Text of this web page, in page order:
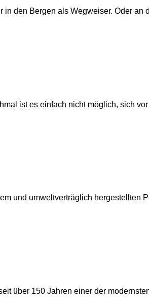
den Bergen als Wegweiser. Oder
ist es einfach nicht möglich, sich
und umweltverträglich hergestellten
über 150 Jahren einer der